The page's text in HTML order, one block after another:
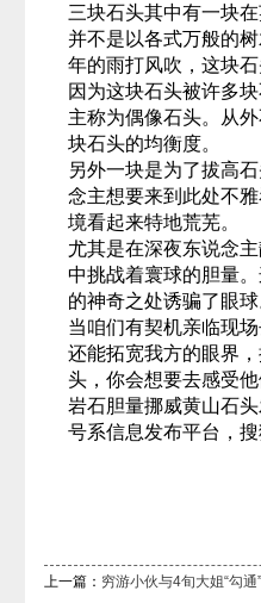
三块石头其中有一块
并不是以各式万般的
年的雨打风吹，这块
因为这块石头被许多
主称为偶像石头。从
块石头的均衡度。
另外一块是为了拔高
念主想要来到此处不
境看起来特地荒芜。
尤其是在深夜东说念
中挑战着寰球的胆量
的神奇之处诱骗了眼球
当咱们有契机亲临现
还能拓宽我方的眼界
头，你会想要去感受
岩石胆量挪威黄山石
号系信息发布平台，
上一篇： 穷游小伙与4旬大姐“勾